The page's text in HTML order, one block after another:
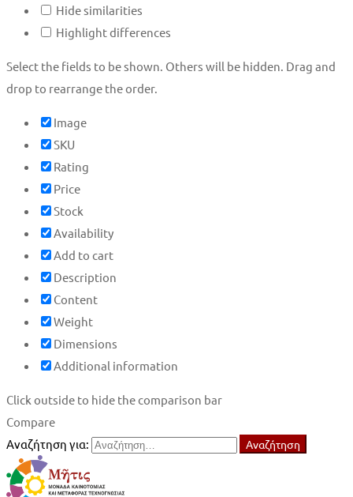
Hide similarities
Highlight differences
Select the fields to be shown. Others will be hidden. Drag and
drop to rearrange the order.
Image
SKU
Rating
Price
Stock
Availability
Add to cart
Description
Content
Weight
Dimensions
Additional information
Click outside to hide the comparison bar
Compare
Αναζήτηση για:
Αναζήτηση